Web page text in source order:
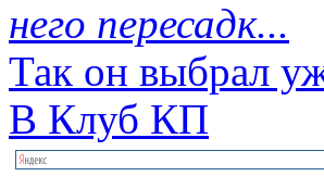
него пересадк...
Так он выбрал
В Клуб КП